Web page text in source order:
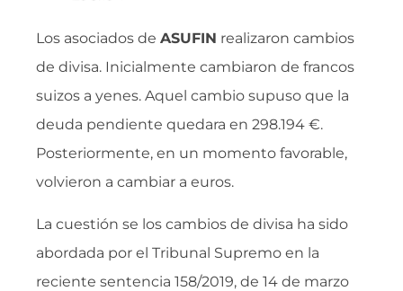
Los asociados de ASUFIN realizaron cambios
de divisa. Inicialmente cambiaron de francos
suizos a yenes. Aquel cambio supuso que la
deuda pendiente quedara en 298.194 €.
Posteriormente, en un momento favorable,
volvieron a cambiar a euros.
La cuestión se los cambios de divisa ha sido
abordada por el Tribunal Supremo en la
reciente sentencia 158/2019, de 14 de marzo